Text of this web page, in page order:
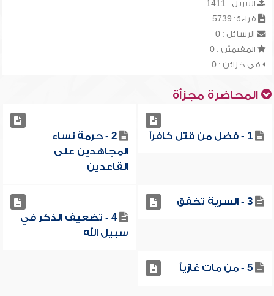
التنزيل : 1411
قراءة: 5739
الرسائل : 0
المقيميّن : 0
في خزائن : 0
المحاضرة مجزأة
1 - فضل من قتل كافراً
2 - حرمة نساء
المجاهدين على
القاعدين
3 - السرية تخفق
4 - تضعيف الذكر في
سبيل الله
5 - من مات غازياً